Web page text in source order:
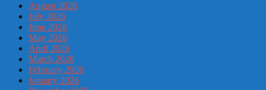
August 2026
July 2026
June 2026
May 2026
April 2026
March 2026
February 2026
January 2026